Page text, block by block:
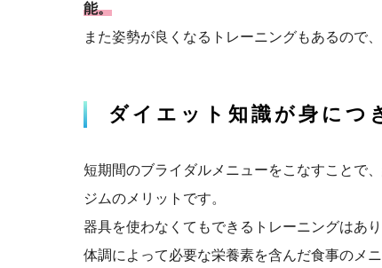
能。
また姿勢が良くなるトレーニングもあるので
ダイエット知識が身につ
短期間のブライダルメニューをこなすことで、
ジムのメリットです。
器具を使わなくてもできるトレーニングはあり
体調によって必要な栄養素を含んだ食事のメ